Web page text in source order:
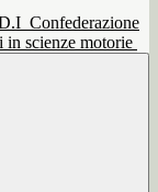
Confederazione
in scienze motorie